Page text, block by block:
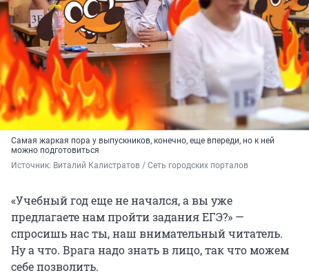
Самая жаркая пора у выпускников, конечно, еще впереди, но к ней
можно подготовиться
Источник: Виталий Калистратов / Сеть городских порталов
«Учебный год еще не начался, а вы уже
предлагаете нам пройти задания ЕГЭ?» —
спросишь нас ты, наш внимательный читатель.
Ну а что. Врага надо знать в лицо, так что можем
себе позволить.